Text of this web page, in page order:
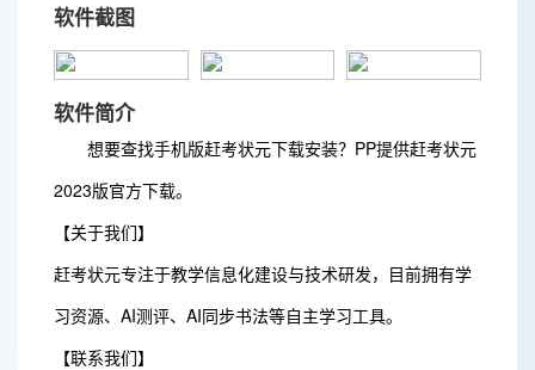
软件截图
软件简介
想要查找手机版赶考状元下载安装？PP提供赶考状元
2023版官方下载。
【关于我们】
赶考状元专注于教学信息化建设与技术研发，目前拥有学
习资源、AI测评、AI同步书法等自主学习工具。
【联系我们】